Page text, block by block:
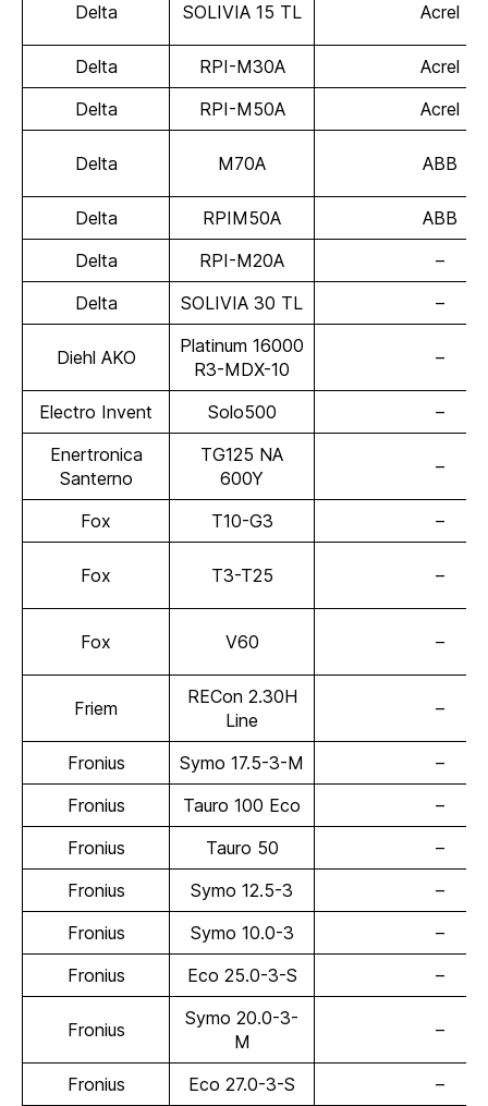
Delta SOLIVIA 15 TL Acrel
Delta RPI-M30A
Acrel
Delta
RPI-M50A Acrel
Delta M70A ABB
Delta RPIM50A
ABB
Delta
RPI-M20A
–
Delta
SOLIVIA 30 TL –
Diehl AKO
Platinum 16000
R3-MDX-10
–
Electro Invent Solo500
–
Enertronica
Santerno
TG125 NA
600Y
–
Fox T10-G3 –
Fox T3-T25 –
Fox V60 –
Friem
RECon 2.30H
Line
–
Fronius Symo 17.5-3-M
–
Fronius
Tauro 100 Eco
–
Fronius
Tauro 50
–
Fronius
Symo 12.5-3
–
Fronius
Symo 10.0-3
–
Fronius
Eco 25.0-3-S –
Fronius
Symo 20.0-3-
M
–
Fronius Eco 27.0-3-S –